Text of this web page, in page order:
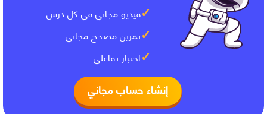
فيديو مجاني في كل درس
تمرين مصحح مجاني
اختبار تفاعلي
إنشاء حساب مجاني